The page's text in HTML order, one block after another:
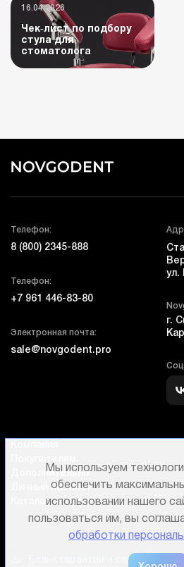
16.04.2026
Чек‑лист по подбору
стула для
стоматолога
Телефон:
8 (800) 2345-888
Телефон:
+7 961 446-83-80
Электронная почта:
sale@novgodent.pro
ул.
г.
Дополнительно
Личный кабинет
Каталог оборудования
Бланк гарантии и сервиса
Мы используем
обеспечить
использовании нашего
пользоваться им, вы
обработки